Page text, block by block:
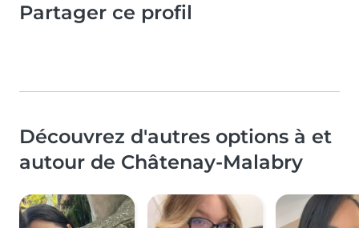
Partager ce profil
Découvrez d'autres options à et
autour de Châtenay-Malabry